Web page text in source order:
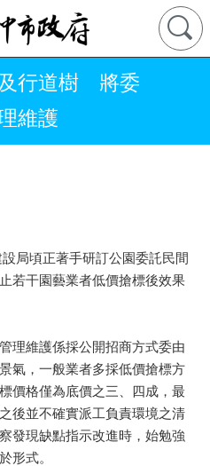
行道樹 將委
維護
頃正著手研訂公園委託民間
若干園藝業者低價搶標後效果
維護係採公開招商方式委由
氣，一般業者多採低價搶標方
價格僅為底價之三、四成，最
後並不確實派工負責環境之清
發現缺點指示改進時，始勉強
形式。